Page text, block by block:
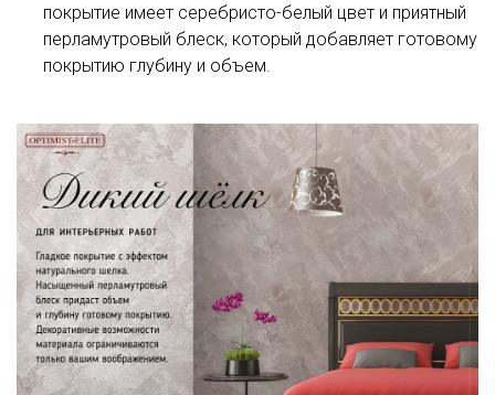
покрытие имеет серебристо-белый цвет и приятный
перламутровый блеск, который добавляет готовому
покрытию глубину и объем.